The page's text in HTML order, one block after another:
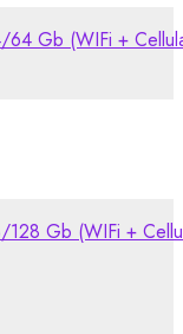
64 Gb (WIFi +
128 Gb (WIFi +